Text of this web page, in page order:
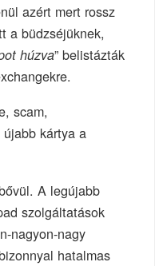
azért mert rossz
a büdzséjüknek,
húzva” belistázták
scam,
kártya a
A legújabb
szolgáltatások
nagyon-nagy
hatalmas